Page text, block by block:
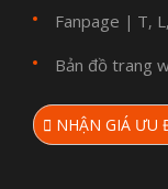
Fanpage | T, L,
Bản đồ trang
NHẬN GIÁ ƯU